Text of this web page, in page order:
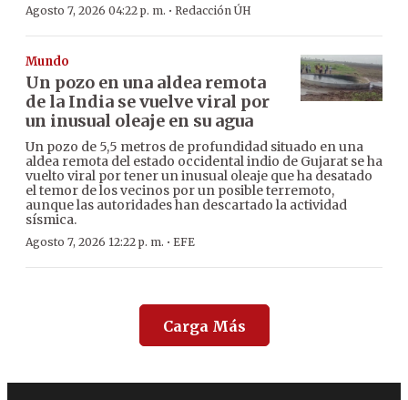
Agosto 7, 2026 04:22 p. m. · Redacción ÚH
Mundo
Un pozo en una aldea remota
de la India se vuelve viral por
un inusual oleaje en su agua
Un pozo de 5,5 metros de profundidad situado en una
aldea remota del estado occidental indio de Gujarat se ha
vuelto viral por tener un inusual oleaje que ha desatado
el temor de los vecinos por un posible terremoto,
aunque las autoridades han descartado la actividad
sísmica.
Agosto 7, 2026 12:22 p. m. · EFE
Carga Más